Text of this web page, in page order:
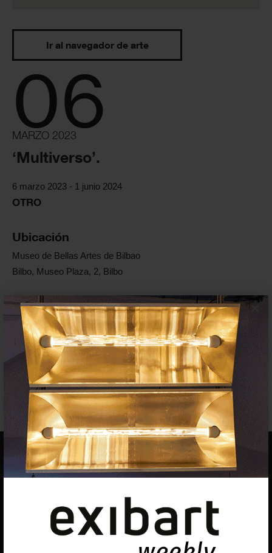
×
Ir al navegador de arte
06
MARZO 2023
‘Multiverso’.
6 marzo 2023 - 1 junio 2024
OTRO
Ubicación
Museo de Bellas Artes de Bilbao
Bilbo, Museo Plaza, 2, Bilbo
Enlaces oficiales
Web
Artista/s
Nadia Hotait
Dirección general
Uros Gorgone
Federico Pazzagli